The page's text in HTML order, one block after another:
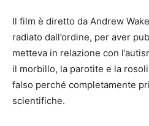
Il film è diretto da Andrew
radiato dall’ordine, per aver
metteva in relazione con
il morbillo, la parotite e la
falso perché completamente
scientifiche.